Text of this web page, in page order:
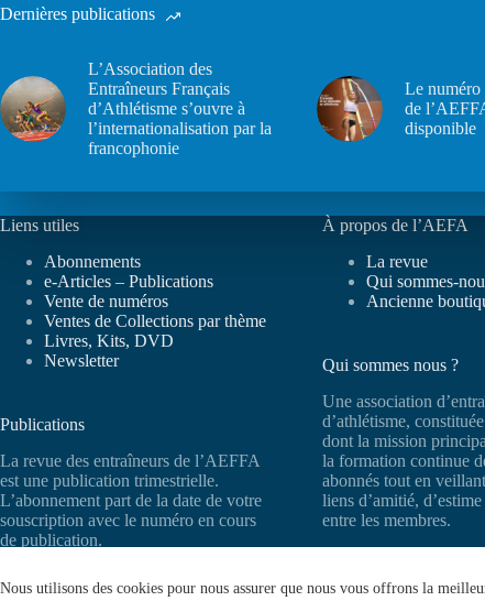
Nous utilisons des cookies pour nous assurer que nous vous offrons la
Dernières publications
L’Association des
Entraîneurs Français
d’Athlétisme s’ouvre à
l’internationalisation par la
francophonie
Le numéro
de
disponible
Liens utiles
Abonnements
e-Articles – Publications
Vente de numéros
Ventes de Collections par thème
Livres, Kits, DVD
Newsletter
Publications
La revue des entraîneurs de l’AEFFA
est une publication trimestrielle.
L’abonnement part de la date de votre
souscription avec le numéro en cours
de publication.
À propos de l’AEFA
La revue
Qui sommes-
Ancienne
Qui sommes nous ?
Une association
d’athlétisme,
dont la mission
la formation continue
abonnés tout en
liens d’amitié,
entre les membres.